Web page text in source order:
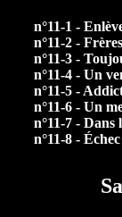
n°11-1 -
n°11-2 -
n°11-3 -
n°11-4 - Un
n°11-5 -
n°11-6 - Un
n°11-7 - Dans
n°11-8 -